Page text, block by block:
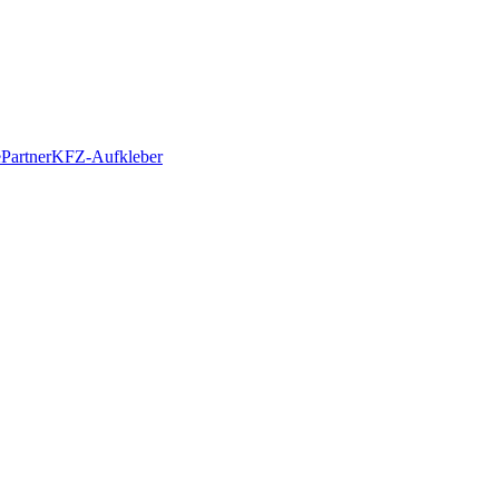
PartnerKFZ-Aufkleber